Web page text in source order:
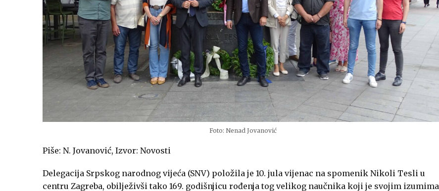
Foto: Nenad Jovanović
Piše: N. Jovanović, Izvor: Novosti
Delegacija Srpskog narodnog vijeća (SNV) položila je 10. jula vijenac na spomenik Nikoli Tesli u
centru Zagreba, obilježivši tako 169. godišnjicu rođenja tog velikog naučnika koji je svojim izumima